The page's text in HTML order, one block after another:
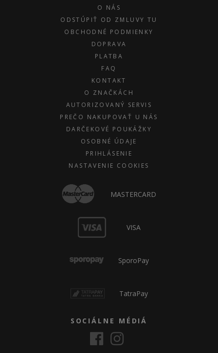
O NÁS
ODSTÚPIŤ OD ZMLUVY TU
OBCHODNÉ PODMIENKY
DOPRAVA
PLATBA
FAQ
KONTAKT
O ZNAČKÁCH
AUTORIZOVANÝ SERVIS
PREČO NAKUPOVAŤ U NÁS
DARČEKOVÉ POUKÁŽKY
OSOBNÉ ÚDAJE
PRIHLÁSENIE
NASTAVENIE COOKIES
MASTERCARD
VISA
SporoPay
TatraPay
SOCIÁLNE MÉDIÁ